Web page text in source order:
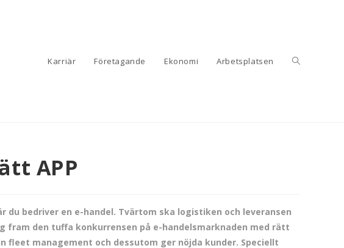
Karriär Företagande Ekonomi Arbetsplatsen
APP
bedriver en e-handel. Tvärtom ska logistiken och leveransen
fram den tuffa konkurrensen på e-handelsmarknaden med rätt
fleet management och dessutom ger nöjda kunder. Speciellt